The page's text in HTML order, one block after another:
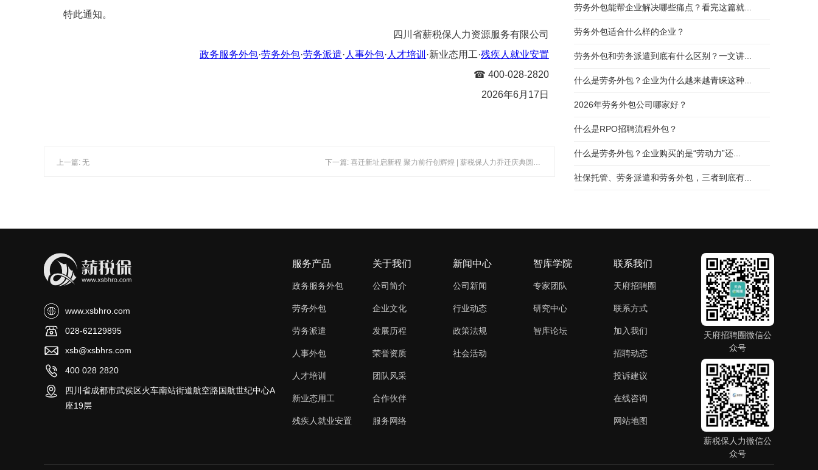
特此通知。
四川省薪税保人力资源服务有限公司
政务服务外包·劳务外包·劳务派遣· 人事外包· 人才培训 ·新业态用工·残疾人就业安置
☎ 400-028-2820
2026年6月17日
上一篇: 无 下一篇: 喜迁新址启新程 聚力前行创辉煌 | 薪税保人力乔迁庆典圆满举行
劳务外包能帮企业解决哪些痛点？看完这篇就...
劳务外包适合什么样的企业？
劳务外包和劳务派遣到底有什么区别？一文讲...
什么是劳务外包？企业为什么越来越青睐这种...
2026年劳务外包公司哪家好？
什么是RPO招聘流程外包？
什么是劳务外包？企业购买的是“劳动力”还...
社保托管、劳务派遣和劳务外包，三者到底有...
www.xsbhro.com
028-62129895
xsb@xsbhrs.com
400 028 2820
四川省成都市武侯区火车南站街道航空路国航世纪中心A
座19层
服务产品
政务服务外包
劳务外包
劳务派遣
人事外包
人才培训
新业态用工
残疾人就业安置
关于我们
公司简介
企业文化
发展历程
荣誉资质
团队风采
合作伙伴
服务网络
新闻中心
公司新闻
行业动态
政策法规
社会活动
智库学院
专家团队
研究中心
智库论坛
联系我们
天府招聘圈
联系方式
加入我们
招聘动态
投诉建议
在线咨询
网站地图
天府招聘圈微信公
众号
薪税保人力微信公
众号